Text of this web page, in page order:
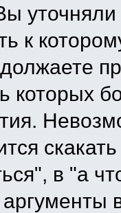
уточняли
к
которых
в "а